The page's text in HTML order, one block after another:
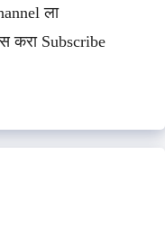
ला
करा Subscribe